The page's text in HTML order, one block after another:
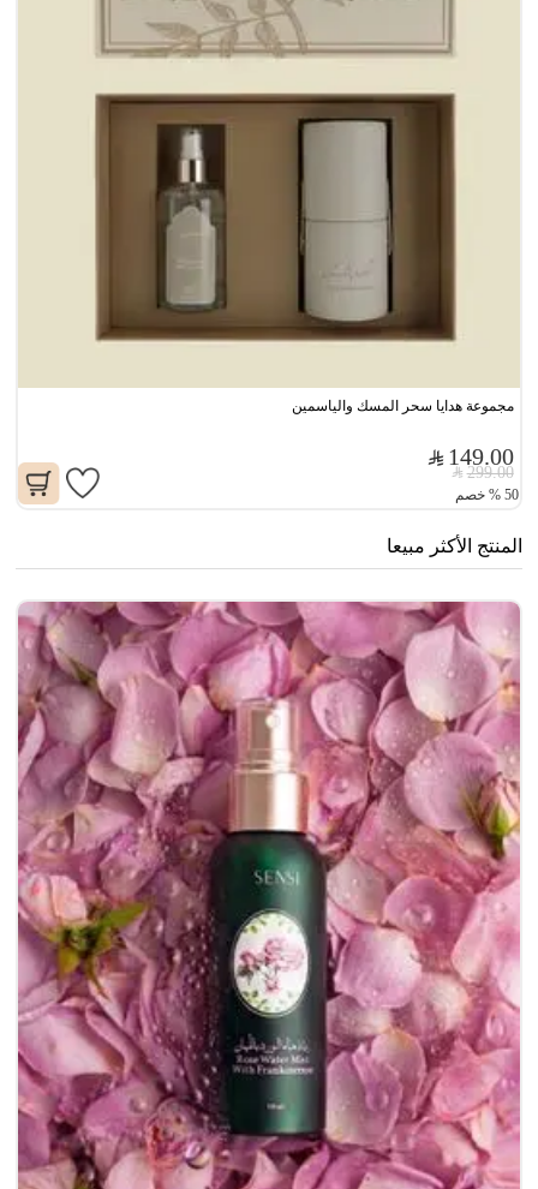
مجموعة هدايا سحر المسك والياسمين
149.00
299.00
50
% خصم
المنتج الأكثر مبيعا